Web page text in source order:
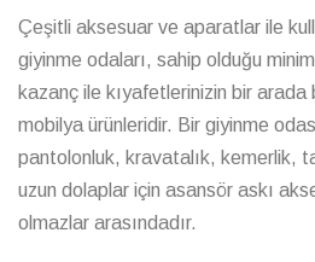
Çeşitli aksesuar ve aparatlar ile
giyinme odaları, sahip olduğu
kazanç ile kıyafetlerinizin bir arada
mobilya ürünleridir. Bir giyinme
pantolonluk, kravatalık, kemerlik,
uzun dolaplar için asansör askı
olmazlar arasındadır.